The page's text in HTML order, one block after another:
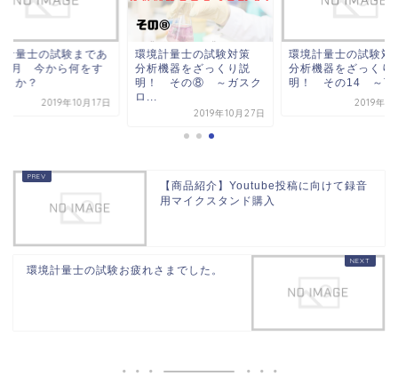
計量士の試験まであ
月 今から何をす
きか？
2019年10月17日
環境計量士の試験対策
分析機器をざっくり説
明！ その⑧ ～ガスク
ロ...
2019年10月27日
環境計量士の試験
分析機器をざっくり
明！ その14 ～
2019年11
【商品紹介】Youtube投稿に向けて録音
用マイクスタンド購入
環境計量士の試験お疲れさまでした。